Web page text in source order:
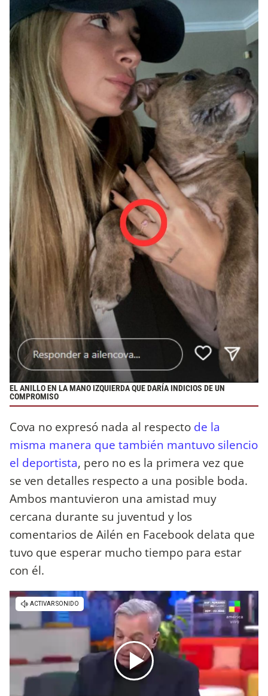
EL ANILLO EN LA MANO IZQUIERDA QUE DARÍA INDICIOS DE UN
COMPROMISO
Cova no expresó nada al respecto de la
misma manera que también mantuvo silencio
el deportista, pero no es la primera vez que
se ven detalles respecto a una posible boda.
Ambos mantuvieron una amistad muy
cercana durante su juventud y los
comentarios de Ailén en Facebook delata que
tuvo que esperar mucho tiempo para estar
con él.